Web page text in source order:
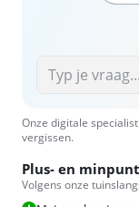
Onze digitale
vergissen.
Plus- en
Volgens onze